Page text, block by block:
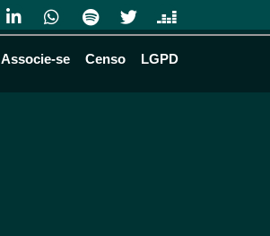
Associe-se Censo LGPD